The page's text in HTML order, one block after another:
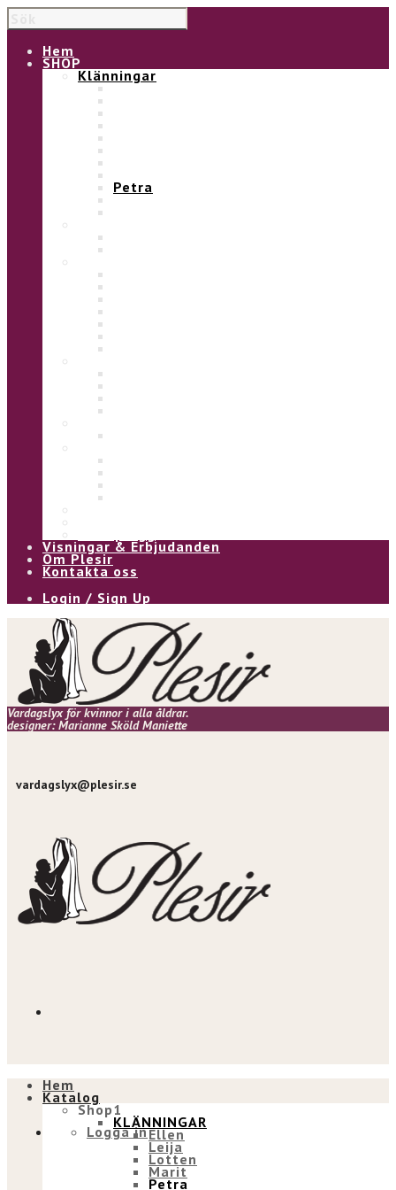
Hem
SHOP
Klänningar
Edit
Petra
Saga
Visningar & Erbjudanden
Om Plesir
Kontakta oss
Login / Sign Up
Vardagslyx för kvinnor i alla åldrar.
designer: Marianne Sköld Maniette
vardagslyx@plesir.se
Logga in
Hem
Katalog
Shop1
KLÄNNINGAR
Ellen
Leija
Lotten
Marit
Petra